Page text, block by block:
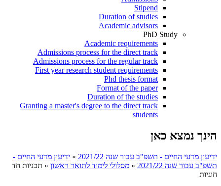
Stipend
Duration of studies
Academic advisors
PhD Study
Academic requirements
Admissions process for the direct track
Admissions process for the regular track
First year research student requirements
Phd thesis format
Format of the paper
Duration of the studies
Granting a master's degree to the direct track
students
הינך נמצא כאן
ידיעון מדעי החיים - תשפ"ב עבור שנה 2021/22 » ידיעון מדעי החיים -
תשפ"ב עבור שנה 2021/22
» מסלולי לימוד לתואר ראשון » תכניות חד
חוגיות